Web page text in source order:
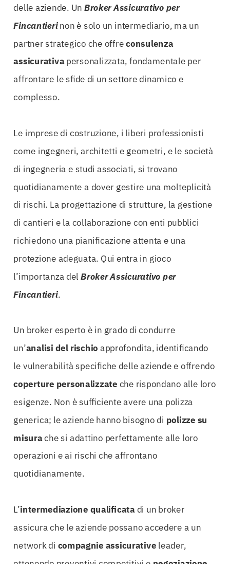
delle aziende. Un Broker Assicurativo per
Fincantierinon è solo un intermediario, ma un
partner strategico che offreconsulenza
assicurativapersonalizzata, fondamentale per
affrontare le sfide di un settore dinamico e
complesso.
Le imprese di costruzione, i liberi professionisti
come ingegneri, architetti e geometri, e le società
di ingegneria e studi associati, si trovano
quotidianamente a dover gestire una molteplicità
di rischi. La progettazione di strutture, la gestione
di cantieri e la collaborazione con enti pubblici
richiedono una pianificazione attenta e una
protezione adeguata. Qui entra in gioco
l’importanza delBroker Assicurativo per
Fincantieri.
Un broker esperto è in grado di condurre
un’analisi del rischio approfondita, identificando
le vulnerabilità specifiche delle aziende e offrendo
coperture personalizzate che rispondano alle loro
esigenze. Non è sufficiente avere una polizza
generica; le aziende hanno bisogno di polizze su
misurache si adattino perfettamente alle loro
operazioni e ai rischi che affrontano
quotidianamente.
L’intermediazione qualificatadi un broker
assicura che le aziende possano accedere a un
network di compagnie assicurative leader,